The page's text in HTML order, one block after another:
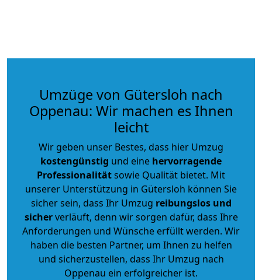
Umzüge von Gütersloh nach
Oppenau: Wir machen es Ihnen
leicht
Wir geben unser Bestes, dass hier Umzug
kostengünstig und eine hervorragende
Professionalitätsowie Qualität bietet. Mit
unserer Unterstützung in Gütersloh können Sie
sicher sein, dass Ihr Umzug reibungslos und
sicherverläuft, denn wir sorgen dafür, dass Ihre
Anforderungen und Wünsche erfüllt werden. Wir
haben die besten Partner, um Ihnen zu helfen
und sicherzustellen, dass Ihr Umzug nach
Oppenau ein erfolgreicher ist.